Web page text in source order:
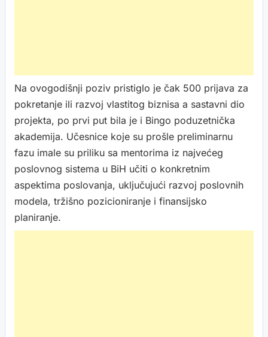
Na ovogodišnji poziv pristiglo je čak 500 prijava za
pokretanje ili razvoj vlastitog biznisa a sastavni dio
projekta, po prvi put bila je i Bingo poduzetnička
akademija. Učesnice koje su prošle preliminarnu
fazu imale su priliku sa mentorima iz najvećeg
poslovnog sistema u BiH učiti o konkretnim
aspektima poslovanja, uključujući razvoj poslovnih
modela, tržišno pozicioniranje i finansijsko
planiranje.